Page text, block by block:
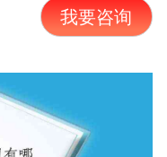
我要咨询